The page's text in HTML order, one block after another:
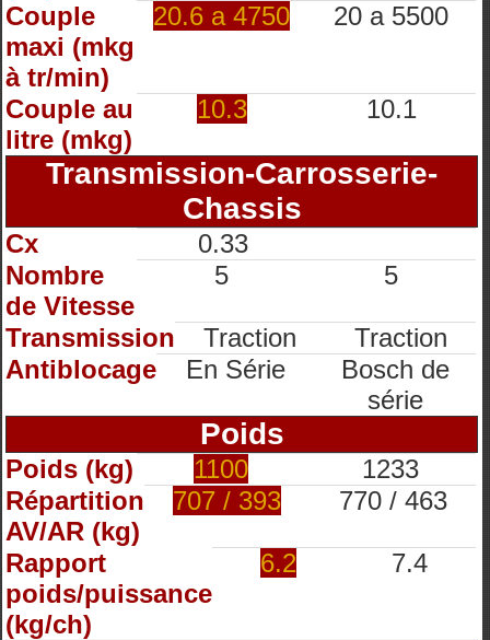
Couple
maxi (mkg
à tr/min)
20.6 a 4750 20 a 5500
Couple au
litre (mkg)
10.3 10.1
Transmission-Carrosserie-
Chassis
Cx
0.33
Nombre
de Vitesse
5 5
Transmission Traction
Traction
Antiblocage
En Série
Bosch de
série
Poids
Poids (kg) 1100
1233
Répartition
AV/AR (kg)
707 / 393 770 / 463
Rapport
poids/puissance
(kg/ch)
6.2 7.4